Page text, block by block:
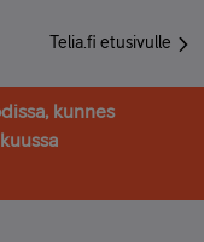
Telia.fi etusivulle
kunnes